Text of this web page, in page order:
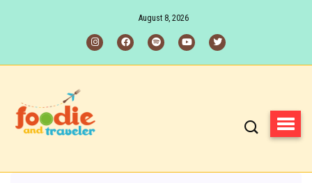
August 8, 2026